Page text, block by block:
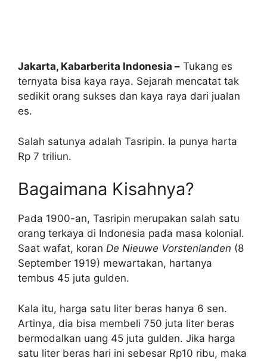
Jakarta, Kabarberita Indonesia – Tukang es
ternyata bisa kaya raya. Sejarah mencatat tak
sedikit orang sukses dan kaya raya dari jualan
es.
Salah satunya adalah Tasripin. Ia punya harta
Rp 7 triliun.
Bagaimana Kisahnya?
Pada 1900-an, Tasripin merupakan salah satu
orang terkaya di Indonesia pada masa kolonial.
Saat wafat, koran De Nieuwe Vorstenlanden (8
September 1919) mewartakan, hartanya
tembus 45 juta gulden.
Kala itu, harga satu liter beras hanya 6 sen.
Artinya, dia bisa membeli 750 juta liter beras
bermodalkan uang 45 juta gulden. Jika harga
satu liter beras hari ini sebesar Rp10 ribu, maka